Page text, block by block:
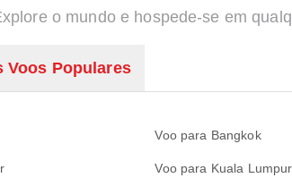
o mundo e hospede-se em
Voos Populares
Voo para Bangkok
Voo para Kuala Lumpur